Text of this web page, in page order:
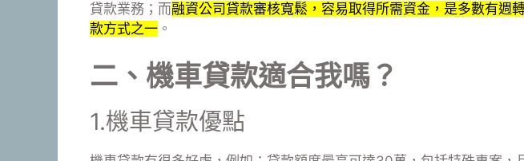
貸款業務；而融資公司貸款審核寬鬆，容易取得所需資金，是多數有週
款方式之一 。
二、機車貸款適合我嗎？
1.機車貸款優點